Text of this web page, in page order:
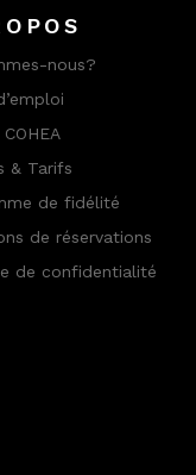
nous?
& Tarifs
de fidélité
de réservations
de confidentialité